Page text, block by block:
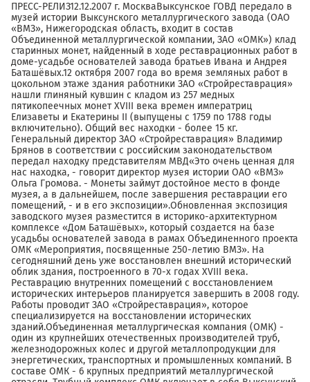
ПРЕСС-РЕЛИЗ12.12.2007 г. МоскваВыксунское ГОВД передало в
музей истории Выксунского металлургического завода (ОАО
«ВМЗ», Нижегородская область, входит в состав
Объединенной металлургической компании, ЗАО «ОМК») клад
старинных монет, найденный в ходе реставрационных работ в
доме-усадьбе основателей завода братьев Ивана и Андрея
Баташёвых.12 октября 2007 года во время земляных работ в
цокольном этаже здания работники ЗАО «Стройреставрация»
нашли глиняный кувшин с кладом из 257 медных
пятикопеечных монет XVIII века времен императриц
Елизаветы и Екатерины II (выпущены с 1759 по 1788 годы
включительно). Общий вес находки - более 15 кг.
Генеральный директор ЗАО «Стройреставрация» Владимир
Брянов в соответствии с российским законодательством
передал находку представителям МВД«Это очень ценная для
нас находка, - говорит директор музея истории ОАО «ВМЗ»
Ольга Громова. - Монеты займут достойное место в фонде
музея, а в дальнейшем, после завершения реставрации его
помещений, - и в его экспозиции».Обновленная экспозиция
заводского музея разместится в историко-архитектурном
комплексе «Дом Баташёвых», который создается на базе
усадьбы основателей завода в рамах Объединенного проекта
ОМК «Мероприятия, посвященные 250-летию ВМЗ». На
сегодняшний день уже восстановлен внешний исторический
облик здания, построенного в 70-х годах XVIII века.
Реставрацию внутренних помещений с восстановлением
исторических интерьеров планируется завершить в 2008 году.
Работы проводит ЗАО «Стройреставрация», которое
специализируется на восстановлении исторических
зданий.Объединенная металлургическая компания (ОМК) -
один из крупнейших отечественных производителей труб,
железнодорожных колес и другой металлопродукции для
энергетических, транспортных и промышленных компаний. В
составе ОМК - 6 крупных предприятий металлургической